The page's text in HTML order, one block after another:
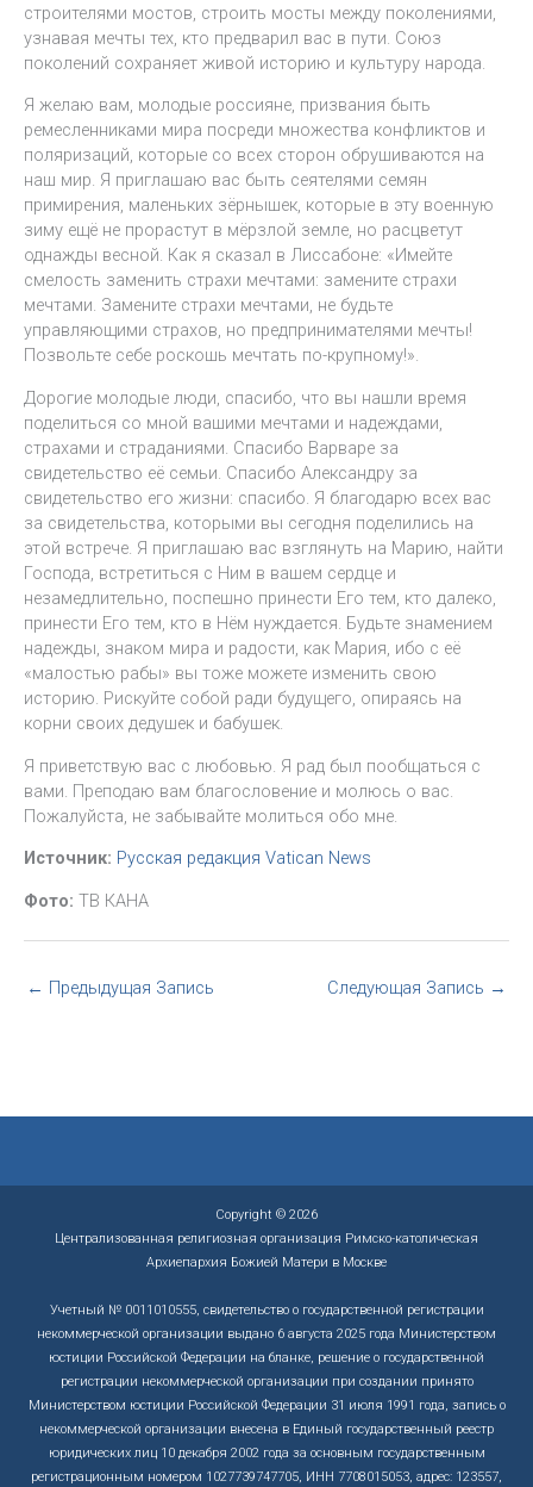
строителями мостов, строить мосты между поколениями,
узнавая мечты тех, кто предварил вас в пути. Союз
поколений сохраняет живой историю и культуру народа.
Я желаю вам, молодые россияне, призвания быть
ремесленниками мира посреди множества конфликтов и
поляризаций, которые со всех сторон обрушиваются на
наш мир. Я приглашаю вас быть сеятелями семян
примирения, маленьких зёрнышек, которые в эту военную
зиму ещё не прорастут в мёрзлой земле, но расцветут
однажды весной. Как я сказал в Лиссабоне: «Имейте
смелость заменить страхи мечтами: замените страхи
мечтами. Замените страхи мечтами, не будьте
управляющими страхов, но предпринимателями мечты!
Позвольте себе роскошь мечтать по-крупному!».
Дорогие молодые люди, спасибо, что вы нашли время
поделиться со мной вашими мечтами и надеждами,
страхами и страданиями. Спасибо Варваре за
свидетельство её семьи. Спасибо Александру за
свидетельство его жизни: спасибо. Я благодарю всех вас
за свидетельства, которыми вы сегодня поделились на
этой встрече. Я приглашаю вас взглянуть на Марию, найти
Господа, встретиться с Ним в вашем сердце и
незамедлительно, поспешно принести Его тем, кто далеко,
принести Его тем, кто в Нём нуждается. Будьте знамением
надежды, знаком мира и радости, как Мария, ибо с её
«малостью рабы» вы тоже можете изменить свою
историю. Рискуйте собой ради будущего, опираясь на
корни своих дедушек и бабушек.
Я приветствую вас с любовью. Я рад был пообщаться с
вами. Преподаю вам благословение и молюсь о вас.
Пожалуйста, не забывайте молиться обо мне.
Источник: Русская редакция Vatican News
Фото: ТВ КАНА
← Предыдущая Запись Следующая Запись →
Copyright © 2026
Централизованная религиозная организация Римско-католическая
Архиепархия Божией Матери в Москве
Учетный № 0011010555, свидетельство о государственной регистрации
некоммерческой организации выдано 6 августа 2025 года Министерством
юстиции Российской Федерации на бланке, решение о государственной
регистрации некоммерческой организации при создании принято
Министерством юстиции Российской Федерации 31 июля 1991 года, запись о
некоммерческой организации внесена в Единый государственный реестр
юридических лиц 10 декабря 2002 года за основным государственным
регистрационным номером 1027739747705, ИНН 7708015053, адрес: 123557,